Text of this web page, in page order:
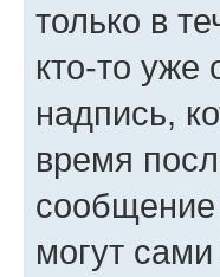
только в
кто-то уже
надпись,
время
сообщение
могут